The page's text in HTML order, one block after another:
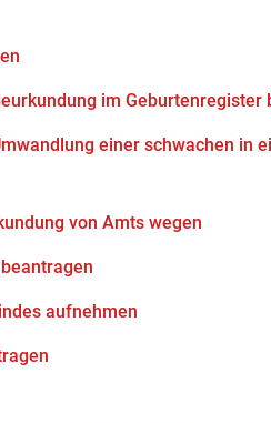
im Geburtenregister
einer schwachen in
von Amts wegen
aufnehmen